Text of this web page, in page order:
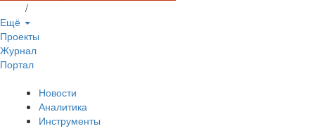
/
Ещё
Проекты
Журнал
Портал
Новости
Аналитика
Инструменты